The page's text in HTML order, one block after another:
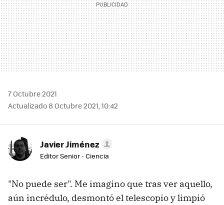
7 Octubre 2021
Actualizado 8 Octubre 2021, 10:42
Javier Jiménez
Editor Senior - Ciencia
"No puede ser". Me imagino que tras ver aquello,
aún incrédulo, desmontó el telescopio y limpió